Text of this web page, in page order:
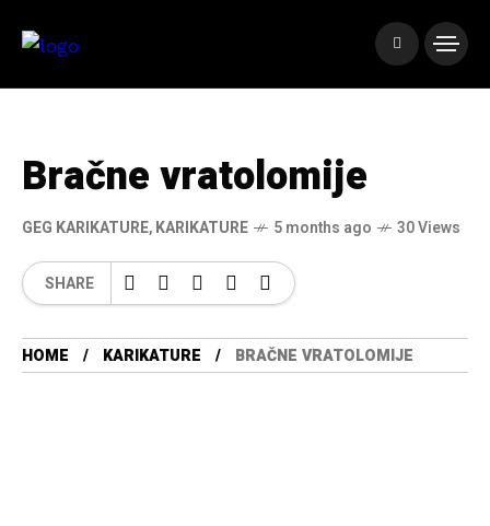
Bračne vratolomije
GEG KARIKATURE,KARIKATURE 5 months ago 30 Views
SHARE
HOME KARIKATURE BRAČNE VRATOLOMIJE